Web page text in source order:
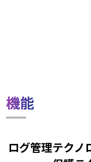
機能
ログ管理テクノ